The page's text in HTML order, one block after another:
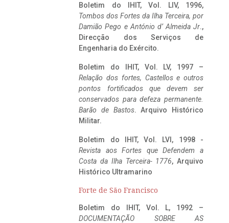
Boletim do IHIT, Vol. LIV, 1996,
Tombos dos Fortes da Ilha Terceira, por
Damião Pego e António d’ Almeida Jr.,
Direcção dos Serviços de
Engenharia do Exército.
Boletim do IHIT, Vol. LV, 1997 –
Relação dos fortes, Castellos e outros
pontos fortificados que devem ser
conservados para defeza permanente.
Barão de Bastos. Arquivo Histórico
Militar.
Boletim do IHIT, Vol. LVI, 1998 -
Revista aos Fortes que Defendem a
Costa da Ilha Terceira- 1776, Arquivo
Histórico Ultramarino
Forte de São Francisco
Boletim do IHIT, Vol. L, 1992 –
DOCUMENTAÇÃO SOBRE AS